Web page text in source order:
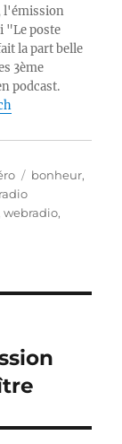
l'émission
"Le poste
la part belle
3ème
podcast.
Étiquettes
bonheur,
radio
,webradio,